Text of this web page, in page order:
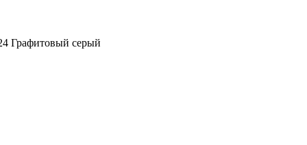
Графитовый серый